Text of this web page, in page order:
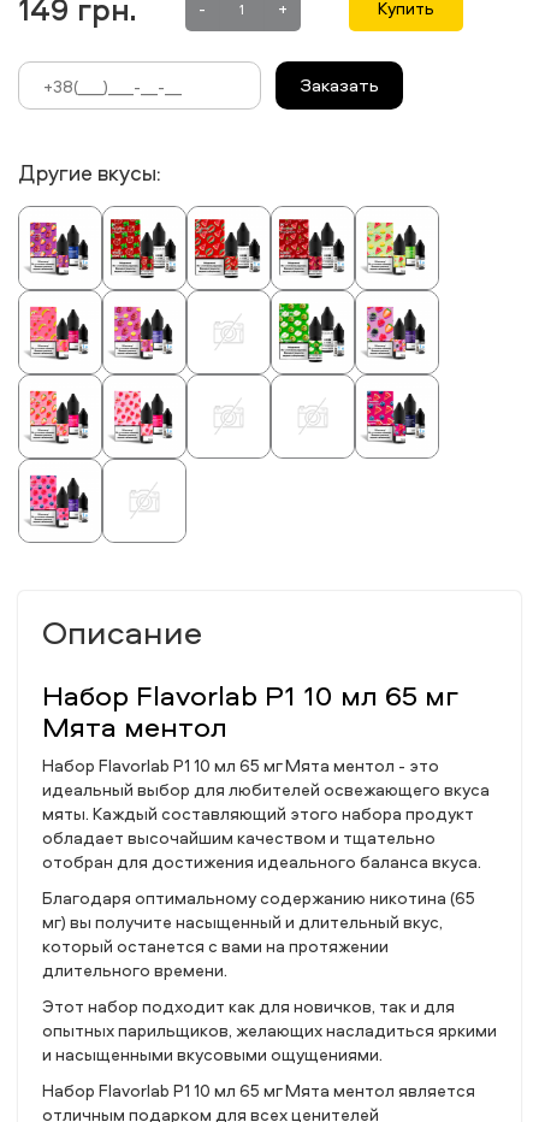
- + Купить
Заказать
Другие вкусы:
Описание
Набор Flavorlab P1 10 мл 65 мг
Мята ментол
Набор Flavorlab P1 10 мл 65 мг Мята ментол - это
идеальный выбор для любителей освежающего вкуса
мяты. Каждый составляющий этого набора продукт
обладает высочайшим качеством и тщательно
отобран для достижения идеального баланса вкуса.
Благодаря оптимальному содержанию никотина (65
мг) вы получите насыщенный и длительный вкус,
который останется с вами на протяжении
длительного времени.
Этот набор подходит как для новичков, так и для
опытных парильщиков, желающих насладиться яркими
и насыщенными вкусовыми ощущениями.
Набор Flavorlab P1 10 мл 65 мг Мята ментол является
отличным подарком для всех ценителей